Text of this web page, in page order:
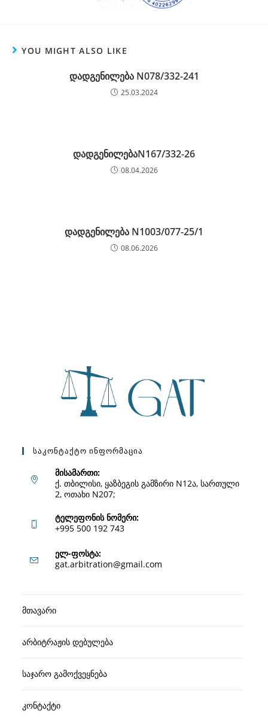
YOU MIGHT ALSO LIKE
დადგენილება N078/332-241
25.03.2024
დადგენილებაN167/332-26
08.04.2026
დადგენილება N1003/077-25/1
08.06.2026
Საკონტაქტო Ინფორმაცია
მისამართი:
ქ. თბილისი, ყაზბეგის გამზირი N12ა, სართული
2, ოთახი N207;
ტელეფონის ნომერი:
+995 500 192 743
in
application
ელ-ფოსტა:
gat.arbitration@gmail.com
მთავარი
არბიტრაჟის დებულება
საჯარო გამოქვეყნება
კონტაქტი